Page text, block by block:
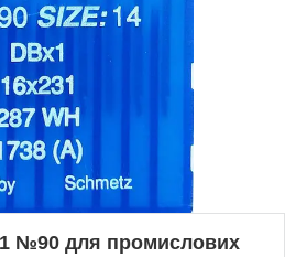
№90 для промислових